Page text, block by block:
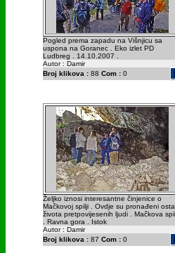
Pogled prema zapadu na Višnjicu sa
uspona na Goranec . Eko izlet PD
Ludbreg . 14.10.2007 .
Autor : Damir
Broj klikova :88 Com :0
Željko iznosi interesantne činjenice o
Mačkovoj spilji . Ovdje su pronađeni
života pretpovijesenih ljudi . Mačkova
. Ravna gora . Istok
Autor : Damir
Broj klikova :87 Com :0